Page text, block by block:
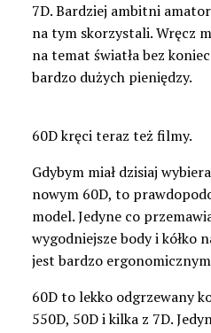
7D. Bardziej ambitni
na tym skorzystali. Wręcz
na temat światła bez
bardzo dużych pieniędzy.
60D kręci teraz też filmy.
Gdybym miał dzisiaj
nowym 60D, to
model. Jedyne co
wygodniejsze body i kółko
jest bardzo
60D to lekko odgrzewany
550D, 50D i kilka z 7D.